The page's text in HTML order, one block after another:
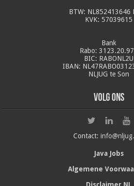
BTW: NL852413646
KVK: 57039615
Bank
Rabo:
BIC: RABONL2U
IBAN:
NLJUG te Son
Volg ons
Contact:
Java Jobs
Algemene